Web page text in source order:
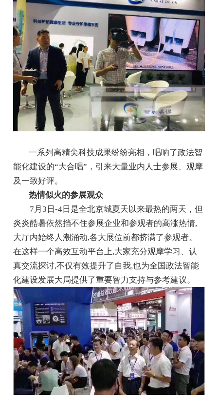
一系列高精尖科技成果纷纷亮相，唱响了政法智
能化建设的“大合唱”，引来大量业内人士参展、观摩
及一致好评。
热情似火的参展观众
7月3日-4日是全北京城夏天以来最热的两天，但
炎炎酷暑依然挡不住参展企业和参观者的高涨热情,
大厅内始终人潮涌动,各大展位前都挤满了参观者。
在这样一个高效互动平台上,大家充分观摩学习、认
真交流探讨,不仅有效提升了自我,也为全国政法智能
化建设发展大局提供了重要智力支持与参考建议。